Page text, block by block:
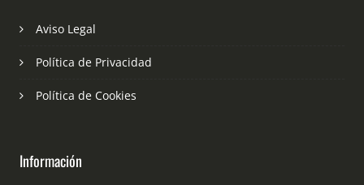
Aviso Legal
Política de Privacidad
Política de Cookies
Información